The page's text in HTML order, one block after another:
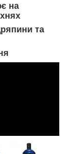
та